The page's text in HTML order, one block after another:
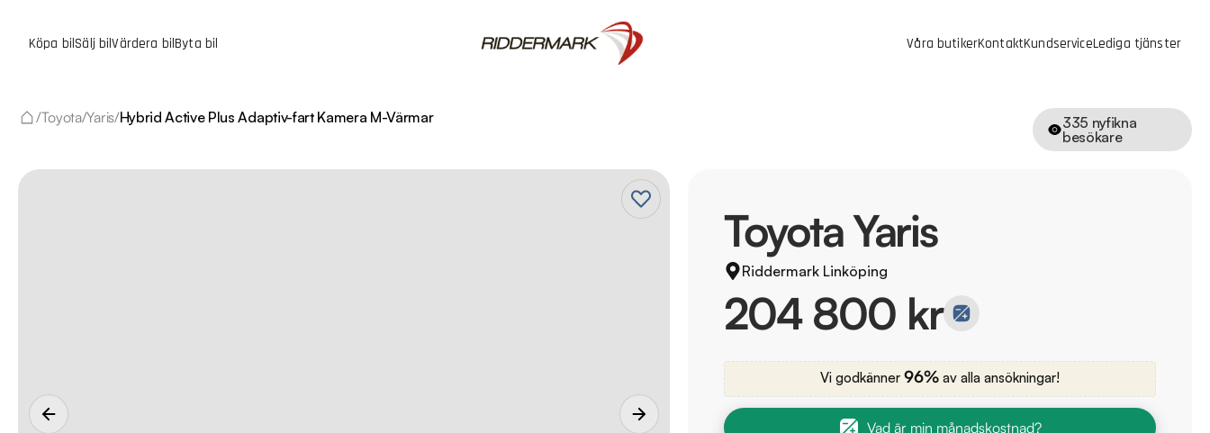
Köpa bilSälj bilVärdera bilByta bil Våra butikerKontaktKundserviceLediga tjänster
/Toyota/Yaris/Hybrid Active Plus Adaptiv-fart Kamera M-Värmar 335 nyfikna
besökare
Toyota Yaris
Riddermark Linköping
204 800 kr
Vi godkänner 96% av alla ansökningar!
Vad är min månadskostnad?